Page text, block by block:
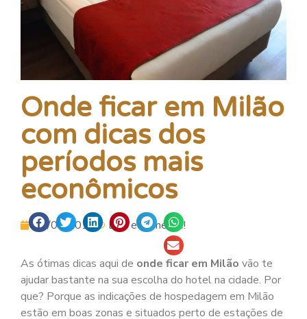
Onde ficar em Milão
com dicas dos
períodos mais
econômicos
20/05/2017 Leia e Comente!
As ótimas dicas aqui de onde ficar em Milão vão te
ajudar bastante na sua escolha do hotel na cidade. Por
que? Porque as indicações de hospedagem em Milão
estão em boas zonas e situados perto de estações de